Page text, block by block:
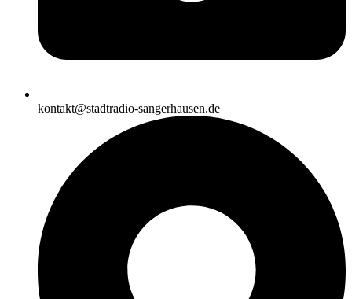
kontakt@stadtradio-sangerhausen.de